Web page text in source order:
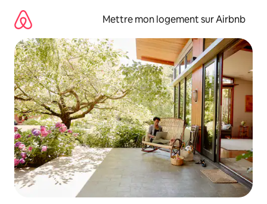
directement
contenu
Mettre mon logement sur Airbnb